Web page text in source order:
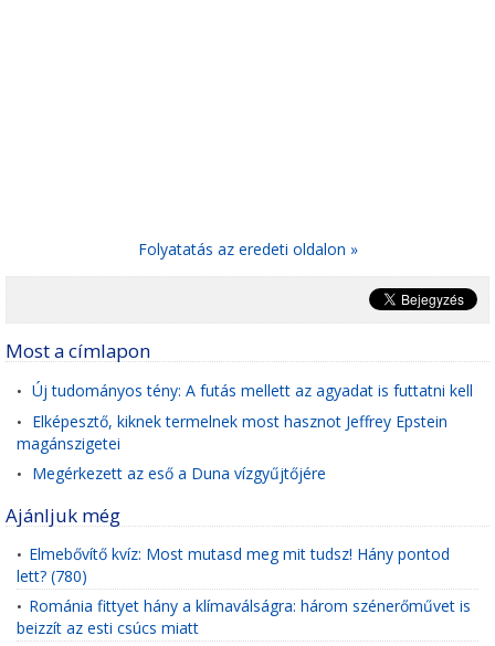
Folyatatás az eredeti oldalon »
Most a címlapon
• Új tudományos tény: A futás mellett az agyadat is futtatni kell
• Elképesztő, kiknek termelnek most hasznot Jeffrey Epstein
magánszigetei
• Megérkezett az eső a Duna vízgyűjtőjére
Ajánljuk még
• Elmebővítő kvíz: Most mutasd meg mit tudsz! Hány pontod
lett? (780)
• Románia fittyet hány a klímaválságra: három szénerőművet is
beizzít az esti csúcs miatt